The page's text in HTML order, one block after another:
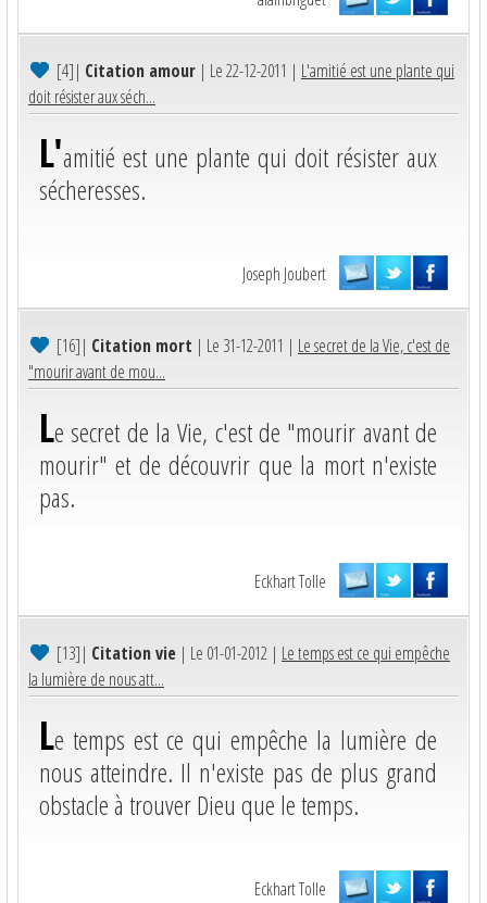
[4]| Citation amour | Le 22-12-2011 | L'amitié est une plante qui
doit résister aux séch...
L'amitié est une plante qui doit résister aux
sécheresses.
Joseph Joubert
[16]| Citation mort | Le 31-12-2011 | Le secret de la Vie, c'est de
"mourir avant de mou...
Le secret de la Vie, c'est de "mourir avant de
mourir" et de découvrir que la mort n'existe
pas.
Eckhart Tolle
[13]| Citation vie | Le 01-01-2012 | Le temps est ce qui empêche
la lumière de nous att...
Le temps est ce qui empêche la lumière de
nous atteindre. Il n'existe pas de plus grand
obstacle à trouver Dieu que le temps.
Eckhart Tolle